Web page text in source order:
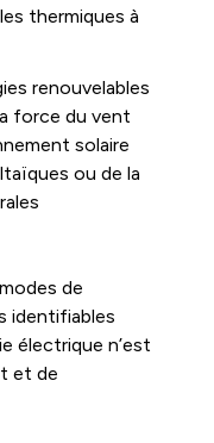
thermiques à
renouvelables
force du vent
solaire
ou de la
de
identifiables
électrique n’est
et de